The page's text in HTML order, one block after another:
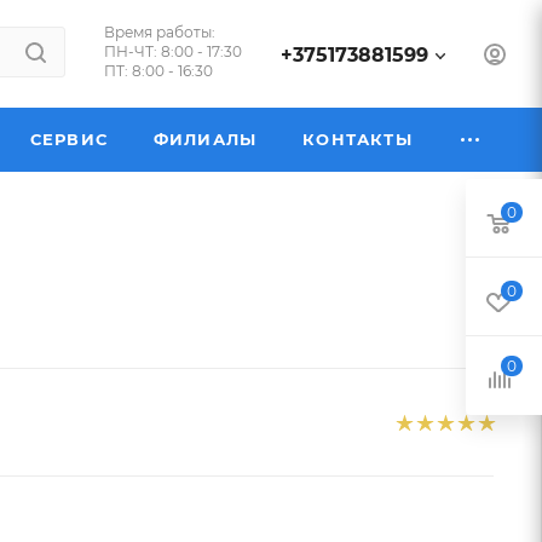
Время работы:
ПН-ЧТ: 8:00 - 17:30
ПТ: 8:00 - 16:30
+375173881599
СЕРВИС ФИЛИАЛЫ КОНТАКТЫ
0
0
0